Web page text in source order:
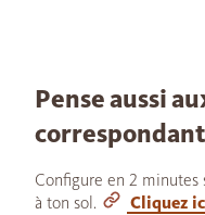
Pense aussi
Configure en 2
à ton sol.
Cliquez